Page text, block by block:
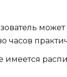
часов
имеется